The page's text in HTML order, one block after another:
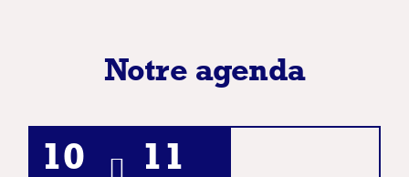
Notre agenda
11
10